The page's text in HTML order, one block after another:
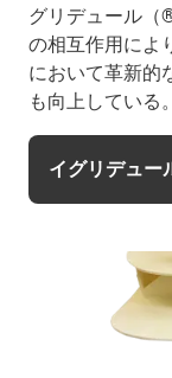
グリデュール（
の相互作用によ
において革新的
も向上している。
イグリデュー